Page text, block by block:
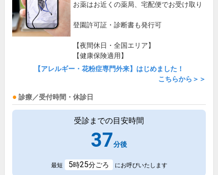
お薬はお近くの薬局、宅配便でお受け取り
登園許可証・診断書も発行可
【夜間休日・全国エリア】
【健康保険適用】
【アレルギー・花粉症専門外来】はじめました！
こちらから＞＞
診療／受付時間・休診日
受診までの目安時間
37分後
最短 5時25分ごろ にお呼びいたします